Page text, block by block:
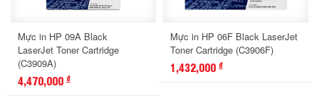
Mực in HP 09A Black
LaserJet Toner Cartridge
(C3909A)
4,470,000 đ
Mực in HP 06F Black LaserJet
Toner Cartridge (C3906F)
1,432,000 đ